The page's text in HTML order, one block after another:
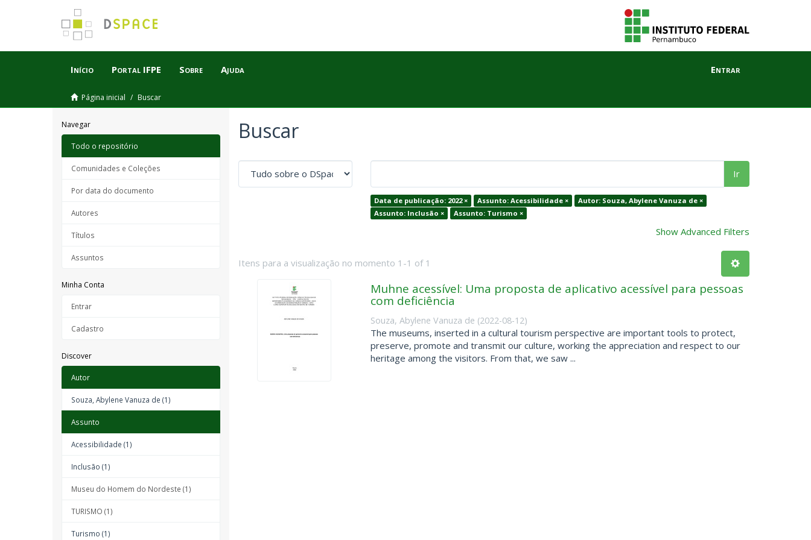
Início Portal IFPE Sobre Ajuda Entrar
Página inicial Buscar
Navegar
Todo o repositório
Comunidades e Coleções
Por data do documento
Autores
Títulos
Assuntos
Minha Conta
Entrar
Cadastro
Discover
Autor
Souza, Abylene Vanuza de (1)
Assunto
Acessibilidade (1)
Inclusão (1)
Museu do Homem do Nordeste (1)
TURISMO (1)
Turismo (1)
Buscar
Ir
Data de publicação: 2022 × Assunto: Acessibilidade ×
Autor: Souza, Abylene Vanuza de ×
Assunto: Inclusão ×
Assunto: Turismo ×
Show Advanced Filters
Itens para a visualização no momento 1-1 of 1
Muhne acessível: Uma proposta de aplicativo acessível para pessoas
com deficiência
Souza, Abylene Vanuza de (2022-08-12)
The museums, inserted in a cultural tourism perspective are important tools to protect,
preserve, promote and transmit our culture, working the appreciation and respect to our
heritage among the visitors. From that, we saw ...